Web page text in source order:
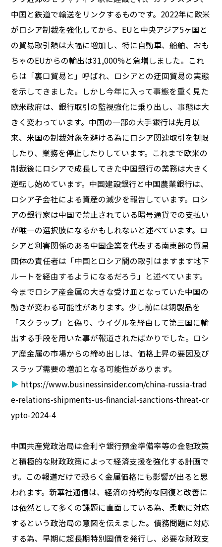
中国と鉄道で輸送をリンクするものです。2022年に欧米
がロシア制裁を強化してから、EUと中央アジア5ヶ国と
の貿易取引額は大幅に増加し、特に自動車、船舶、おも
ちゃのEUからの輸出は31,000%と急増しました。これ
らは「裏口貿易と」呼ばれ、ロシアとの迂回貿易の実態
を示してきました。しかし今年に入って事態を重く見た
欧米政府は、銀行取引の監視強化に乗り出し、事態は大
きく変わっています。中国の一部の大手銀行は先月以
来、米国の制裁対象を避ける為にロシア関連取引を制限
したり、業務を停止したりしています。これまで欧米の
制裁後にロシアで成長してきた中国銀行の業務は大きく
逆転し始めています。中国建設銀行と中国農業銀行は、
ロシア子会社による資産の減少を報告しています。ロシ
アの銀行家は中国で禁止されている暗号通貨での支払い
が唯一の選択肢になるかもしれないと述べています。ロ
シアと利害関係のある中国企業を代表する南東部の貿易
団体の責任者は「中国とロシア間の取引はますます地下
ルートを経由するようになるだろう」と述べています。
今までロシア産金属の大きな受け皿となっていた中国の
動きが変わる可能性があります。少し前には銅製品を
「スクラップ」と偽り、ウイグルを経由して第三国に輸
出する手段を用いた事が報道されたばかりでした。ロシ
ア産金属の市場からの締め出しは、価格上昇の要因及び
スラップ需要の増加となる可能性があります。
▶ https://www.businessinsider.com/china-russia-trad
e-relations-shipments-us-financial-sanctions-threat-cr
ypto-2024-4
中国共産党政治局は金利や銀行預金準備率等の金融政策
と積極的な財政政策によって経済支援を強化する計画で
す。この報道だけで恐らく金属価格にも影響が出ると思
われます。新華社通信は、経済の持続的な回復と改善に
は依然として多くの課題に直面している為、柔軟に対応
するという政治局の意図を伝えました。債務問題に対応
する為、早期に超長期特別国債を発行し、必要な財政支